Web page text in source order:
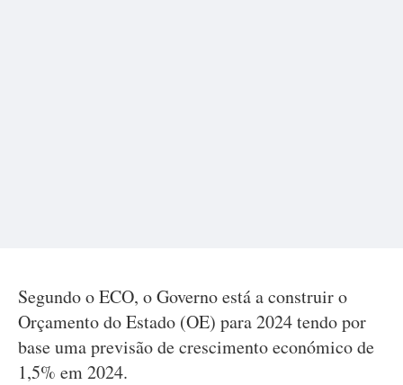
Segundo o ECO, o Governo está a construir o
Orçamento do Estado (OE) para 2024 tendo por
base uma previsão de crescimento económico de
1,5% em 2024.